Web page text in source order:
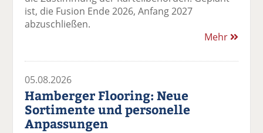
ist, die Fusion Ende 2026, Anfang 2027
abzuschließen.
Mehr
05.08.2026
Hamberger Flooring: Neue
Sortimente und personelle
Anpassungen